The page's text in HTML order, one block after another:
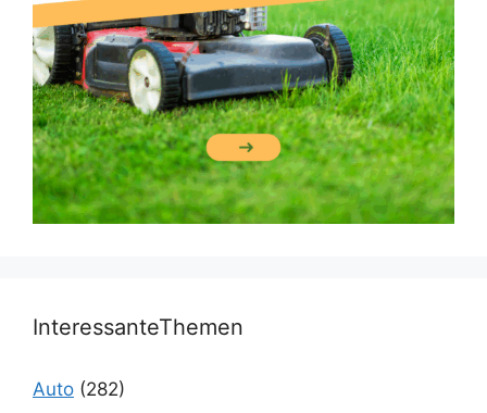
InteressanteThemen
Auto (282)